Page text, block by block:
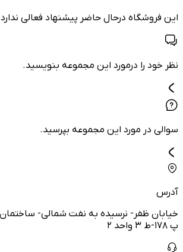
این فروشگاه درحال حاضر پیشنهاد فعالی ندارد
نظر خود را درمورد این مجموعه بنویسید.
سوالی در مورد این مجموعه بپرسید.
آدرس
خیابان ظفر- نرسیده به نفت شمالی-
پ ۱۷۸-ط ۳ واحد ۲